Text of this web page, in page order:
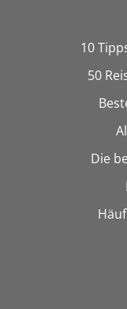
10
50
Die